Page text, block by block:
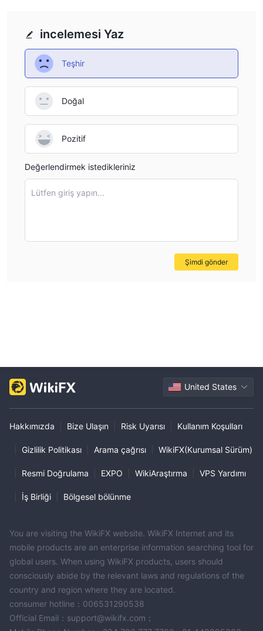
incelemesi Yaz
Teşhir
Doğal
Pozitif
Değerlendirmek istedikleriniz
Lütfen giriş yapın...
Şimdi gönder
United States
Hakkımızda Bize Ulaşın Risk Uyarısı Kullanım Koşulları
Gizlilik Politikası Arama çağrısı WikiFX(Kurumsal Sürüm)
Resmi Doğrulama EXPO WikiAraştırma VPS Yardımı
İş Birliği Bölgesel bölünme
You are visiting the WikiFX website. WikiFX Internet and its
mobile products are an enterprise information searching tool for
global users. When using WikiFX products, users should
consciously abide by the relevant laws and regulations of the
country and region where they are located.
consumer hotline：006531290538
Official Email：support@wikifx.com；